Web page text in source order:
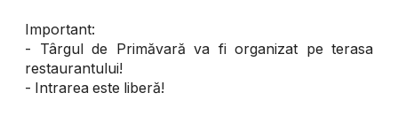
Important:
- Târgul de Primăvară va fi organizat pe terasa
restaurantului!
- Intrarea este liberă!